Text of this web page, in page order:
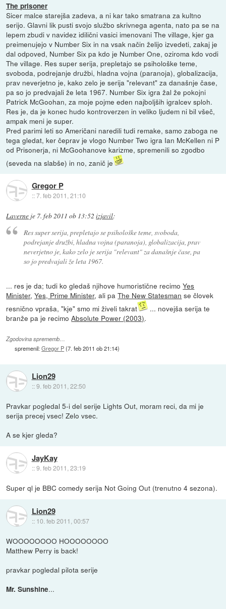
The prisoner
Sicer malce starejša zadeva, a ni kar tako smatrana za kultno
serijo. Glavni lik pusti svojo službo skrivnega agenta, nato pa se na
lepem zbudi v navidez idilični vasici imenovani The village, kjer ga
preimenujejo v Number Six in na vsak način želijo izvedeti, zakaj je
dal odpoved, Number Six pa kdo je Number One, oziroma kdo vodi
The village. Res super serija, prepletajo se psihološke teme,
svoboda, podrejanje družbi, hladna vojna (paranoja), globalizacija,
prav neverjetno je, kako zelo je serija "relevant" za današnje čase,
pa so jo predvajali že leta 1967. Number Six igra žal že pokojni
Patrick McGoohan, za moje pojme eden najboljših igralcev sploh.
Res je, da je konec hudo kontroverzen in veliko ljudem ni bil všeč,
ampak meni je super.
Pred parimi leti so Američani naredili tudi remake, samo zaboga ne
tega gledat, ker čeprav je vlogo Number Two igra Ian McKellen ni P
od Prisonerja, ni McGoohanove karizme, spremenili so zgodbo
(seveda na slabše) in no, zanič je
Gregor P
::7. feb 2011, 21:10
Laverne je 7. feb 2011 ob 13:52 izjavil:
Res super serija, prepletajo se psihološke teme, svoboda,
podrejanje družbi, hladna vojna (paranoja), globalizacija, prav
neverjetno je, kako zelo je serija "relevant" za današnje čase, pa
so jo predvajali že leta 1967.
... res je da; tudi ko gledaš njihove humoristične recimoYes
Minister,Yes, Prime Minister, ali paThe New Statesman se človek
resnično vpraša, "kje" smo mi živeli takrat
... novejša serija te
branže pa je recimoAbsolute Power (2003).
Zgodovina sprememb…
spremenil:Gregor P(7. feb 2011 ob 21:14)
Lion29
::9. feb 2011, 22:50
Pravkar pogledal 5-i del serije Lights Out, moram reci, da mi je
serija precej vsec! Zelo vsec.
A se kjer gleda?
JayKay
::9. feb 2011, 23:19
Super ql je BBC comedy serija Not Going Out (trenutno 4 sezona).
Lion29
:: 10. feb 2011, 00:57
WOOOOOOOO HOOOOOOOO
Matthew Perry is back!
pravkar pogledal pilota serije
Mr. Sunshine...